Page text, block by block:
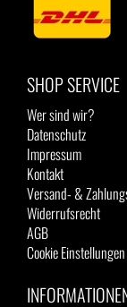
SHOP SERVICE
Wer sind wir?
Datenschutz
Impressum
Kontakt
Versand- &
Widerrufsrecht
AGB
Cookie Einstellungen